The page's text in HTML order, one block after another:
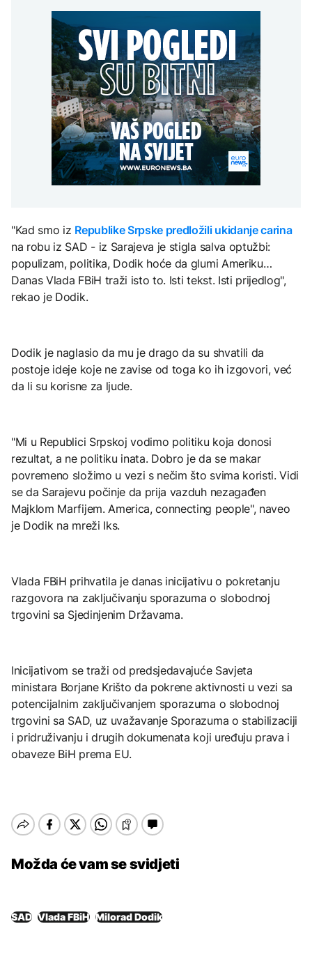
Stiže osvježenje: Danas
oblačno sa kišom
objavio rat kartelima,
dolara
AKTUELNO
Rusi gađali Kijevsku
oblast, Ukrajinci
rafineriju nafte - ima
nastradalih
Sarajevo Film Festival
ZANIMLJIVOSTI
Pripremite se za nebeski
spektakl: Kiša meteora
Perseidi stiže sredinom
augusta
TEHNOLOGIJA
djece moraju platiti 942
miliona dolara
"Kad smo iz Republike Srpske predložili ukidanje carina
na robu iz SAD - iz Sarajeva je stigla salva optužbi:
populizam, politika, Dodik hoće da glumi Ameriku…
Danas Vlada FBiH traži isto to. Isti tekst. Isti prijedlog",
rekao je Dodik.
Dodik je naglasio da mu je drago da su shvatili da
postoje ideje koje ne zavise od toga ko ih izgovori, već
da li su korisne za ljude.
"Mi u Republici Srpskoj vodimo politiku koja donosi
rezultat, a ne politiku inata. Dobro je da se makar
povremeno složimo u vezi s nečim što svima koristi. Vidi
se da Sarajevu počinje da prija vazduh nezagađen
Majklom Marfijem. America, connecting people", naveo
je Dodik na mreži Iks.
Vlada FBiH prihvatila je danas inicijativu o pokretanju
razgovora na zaključivanju sporazuma o slobodnoj
trgovini sa Sjedinjenim Državama.
Inicijativom se traži od predsjedavajuće Savjeta
ministara Borjane Krišto da pokrene aktivnosti u vezi sa
potencijalnim zaključivanjem sporazuma o slobodnoj
trgovini sa SAD, uz uvažavanje Sporazuma o stabilizaciji
i pridruživanju i drugih dokumenata koji uređuju prava i
obaveze BiH prema EU.
Možda će vam se svidjeti
SAD Vlada FBiH Milorad Dodik